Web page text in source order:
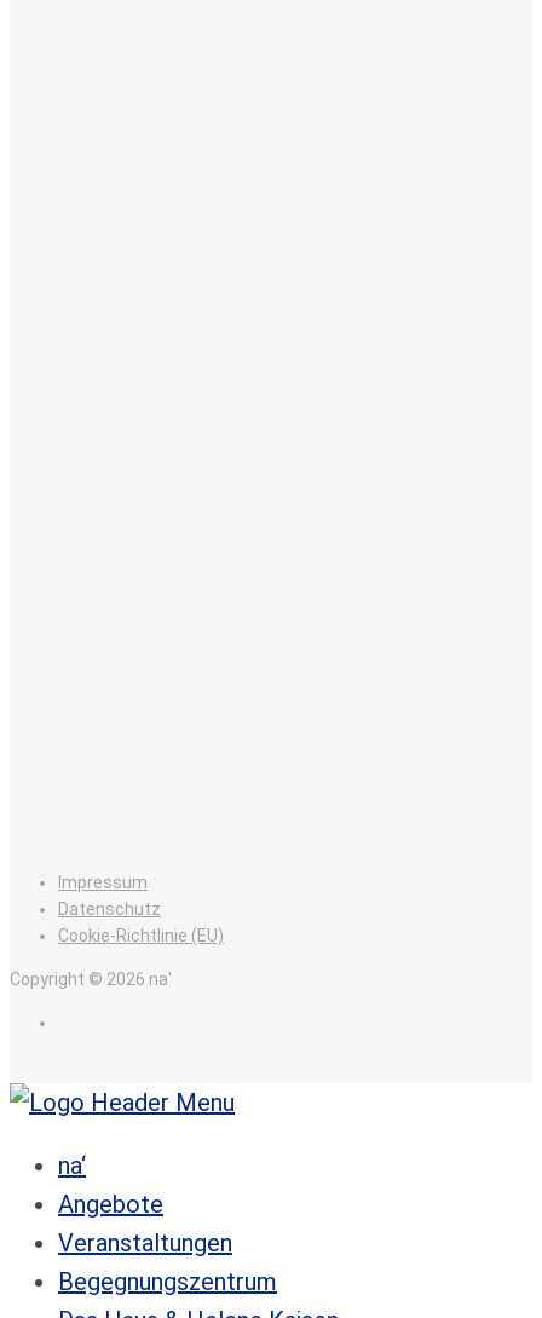
Impressum
Datenschutz
Cookie-Richtlinie (EU)
Copyright © 2026 na'
na‘
Angebote
Veranstaltungen
Begegnungszentrum